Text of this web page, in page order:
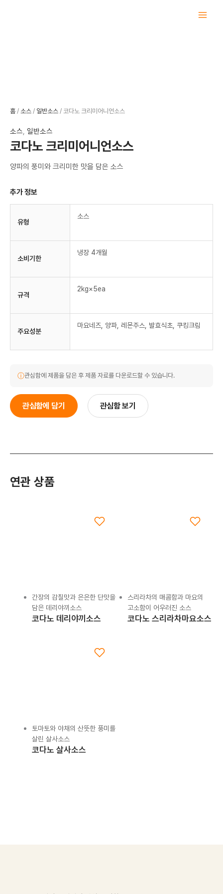
홈 / 소스 / 일반소스 / 코다노 크리미어니언소스
소스, 일반소스
코다노 크리미어니언소스
양파의 풍미와 크리미한 맛을 담은 소스
추가 정보
유형
소스
소비기한
냉장 4개월
규격
2kg×5ea
주요성분
마요네즈, 양파, 레몬주스, 발효식초, 쿠킹크림
ⓘ관심함에 제품을 담은 후 제품 자료를 다운로드할 수 있습니다.
관심함에 담기 관심함 보기
연관 상품
간장의 감칠맛과 은은한 단맛을
담은 데리야끼소스
코다노 데리야끼소스
스리라차의 매콤함과 마요의
고소함이 어우러진 소스
코다노 스리라차마요소스
토마토와 야채의 산뜻한 풍미를
살린 살사소스
코다노 살사소스